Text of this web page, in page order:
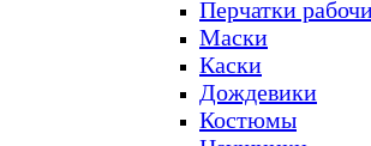
Перчатки
Маски
Каски
Дождевики
Костюмы